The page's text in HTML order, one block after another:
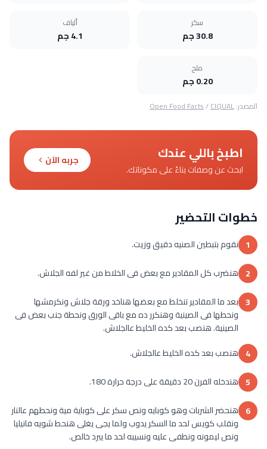
سكر
30.8 جم
ألياف
4.1 جم
ملح
0.20 جم
المصدر: Open Food Facts/CIQUAL
اطبخ باللي عندك
ابحث عن وصفات بناءً على مكوناتك.
جربه الآن
خطوات التحضير
1 نقوم بتبطين الصنيه دقيق وزيت.
2 هنضرب كل المقادير مع بعض فى الخلاط من غير لفه الجلاش.
3 بعد ما المقادير تنخلط مع بعضها هناخد ورقة جلاش ونكرمشها
ونحطها فى الصينية وهنكرر ده مع باقى الورق ونحطة جنب بعض فى
الصينية. هنصب بعد كده الخليط عالجلاش.
4 هنصب بعد كده الخليط عالجلاش.
5 هندخله الفرن 20 دقيقة على درجة حرارة 180.
6 هنحضر الشربات وهو كوبايه ونص سكر على كوباية مية ونحطهم عالنار
ونقلب كويس لحد ما السكر يدوب ولما يجى يغلى هنحط شويه فانيليا
ونص ليمونه ونطفى عليه ونسيبه لحد ما يبرد خالص.